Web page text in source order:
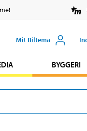
Mit Biltema
BYGGERI